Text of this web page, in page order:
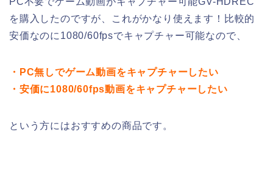
を購入したのですが、これがかなり使えます！比較的
安価なのに1080/60fpsでキャプチャー可能なので、
・PC無しでゲーム動画をキャプチャーしたい
・安価に1080/60fps動画をキャプチャーしたい
という方にはおすすめの商品です。